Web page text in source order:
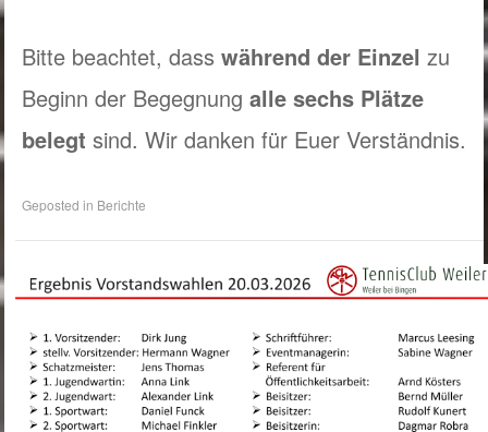
Bitte beachtet, dasswährend der Einzelzu
Beginn der Begegnungalle sechs Plätze
belegt sind. Wir danken für Euer Verständnis.
Geposted in Berichte